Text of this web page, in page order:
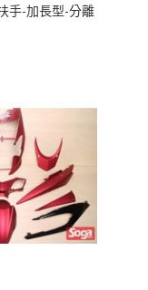
手-加長型-分離